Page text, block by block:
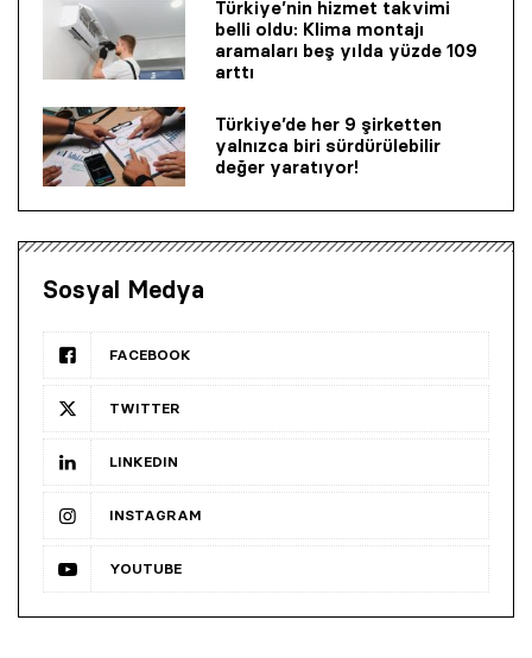
Türkiye’nin hizmet takvimi
belli oldu: Klima montajı
aramaları beş yılda yüzde 109
arttı
Türkiye’de her 9 şirketten
yalnızca biri sürdürülebilir
değer yaratıyor!
Sosyal Medya
FACEBOOK
TWITTER
LINKEDIN
INSTAGRAM
YOUTUBE